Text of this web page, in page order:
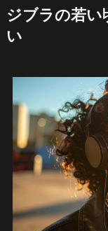
ジブラの若い
い